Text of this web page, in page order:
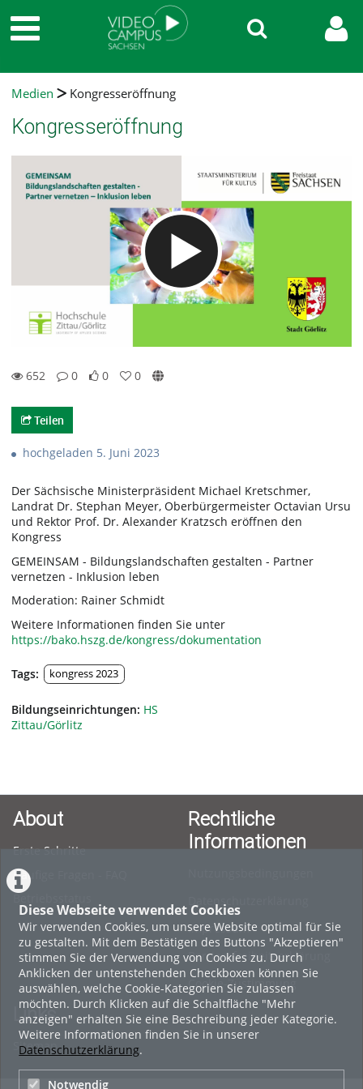
Diese Webseite verwendet Cookies
Wir verwenden Cookies, um unsere Website optimal für Sie
zu gestalten. Mit dem Bestätigen des Buttons "Akzeptieren"
stimmen Sie der Verwendung von Cookies zu. Durch
Anklicken der untenstehenden Checkboxen können Sie
auswählen, welche Cookie-Kategorien Sie zulassen
möchten. Durch Klicken auf die Schaltfläche "Mehr
anzeigen" erhalten Sie eine Beschreibung jeder Kategorie.
Weitere Informationen finden Sie in unserer
Datenschutzerklärung.
Notwendig
Medien Kongresseröffnung
Kongresseröffnung
652
0
0
0
Teilen
hochgeladen 5. Juni 2023
Der Sächsische Ministerpräsident Michael Kretschmer,
Landrat Dr. Stephan Meyer, Oberbürgermeister Octavian Ursu
und Rektor Prof. Dr. Alexander Kratzsch eröffnen den
Kongress
GEMEINSAM - Bildungslandschaften gestalten - Partner
vernetzen - Inklusion leben
Moderation: Rainer Schmidt
Weitere Informationen finden Sie unter
https://bako.hszg.de/kongress/dokumentation
Tags: kongress 2023
Bildungseinrichtungen: HS
Zittau/Görlitz
About
Erste Schritte
Häufige Fragen - FAQ
Rechtliche
Informationen
Datenschutzerklärung
Impressum
Barrierefreiheitserklärung
Cookie-Zustimmung
Links
Sitemap